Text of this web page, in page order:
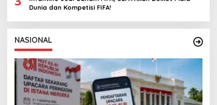
Dunia dan Kompetisi FIFA!
NASIONAL